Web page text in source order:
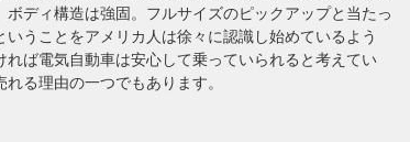
ボディ構造は強固。フルサイズのピックアップと当たっ
いうことをアメリカ人は徐々に認識し始めているよう
れば電気自動車は安心して乗っていられると考えてい
る理由の一つでもあります。